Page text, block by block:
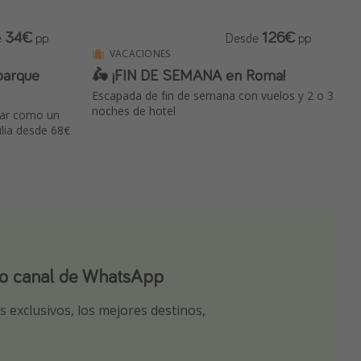
como un
desde 68€
34€ pp
VACACIONES
🛵 ¡FIN DE SEMANA en Roma!
Escapada de fin de semana con vuelos y 2 o 3
noches de hotel
Desde 126€ pp
canal de WhatsApp
exclusivos, los mejores destinos,
nuestros chollazos
canal de Telegram!
seleccionadas para ti por nuestros